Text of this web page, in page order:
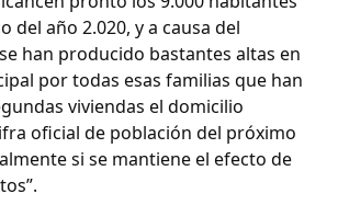
del año 2.020, y a causa del
han producido bastantes altas en
por todas esas familias que han
viviendas el domicilio
oficial de población del próximo
si se mantiene el efecto de